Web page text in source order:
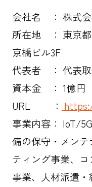
会社名 ： 株式会
所在地 ： 東京都
京橋ビル3F
代表者 ： 代表
資本金 ： 1億円
URL ：
事業内容： IoT/
備の保守・メン
ティング事業、
事業、人材派遣